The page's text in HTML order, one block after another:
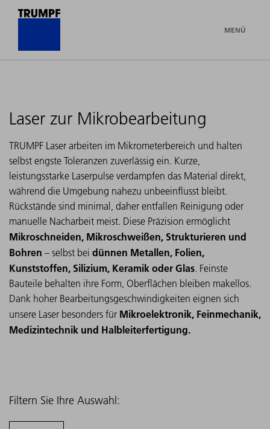
MENÜ
Laser zur Mikrobearbeitung
TRUMPF Laser arbeiten im Mikrometerbereich und halten
selbst engste Toleranzen zuverlässig ein. Kurze,
leistungsstarke Laserpulse verdampfen das Material direkt,
während die Umgebung nahezu unbeeinflusst bleibt.
Rückstände sind minimal, daher entfallen Reinigung oder
manuelle Nacharbeit meist. Diese Präzision ermöglicht
Mikroschneiden, Mikroschweißen, Strukturieren und
Bohren – selbst bei dünnen Metallen, Folien,
Kunststoffen, Silizium, Keramik oder Glas. Feinste
Bauteile behalten ihre Form, Oberflächen bleiben makellos.
Dank hoher Bearbeitungsgeschwindigkeiten eignen sich
unsere Laser besonders für Mikroelektronik, Feinmechanik,
Medizintechnik und Halbleiterfertigung.
Filtern Sie Ihre Auswahl: